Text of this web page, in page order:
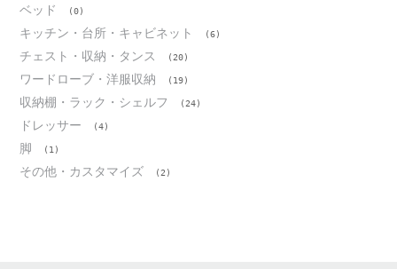
ベッド (0)
キッチン・台所・キャビネット (6)
チェスト・収納・タンス (20)
ワードローブ・洋服収納 (19)
収納棚・ラック・シェルフ (24)
ドレッサー (4)
脚 (1)
その他・カスタマイズ (2)